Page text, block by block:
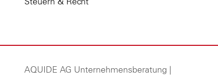
Steuern & Recht
AQUIDE AG Unternehmensberatung